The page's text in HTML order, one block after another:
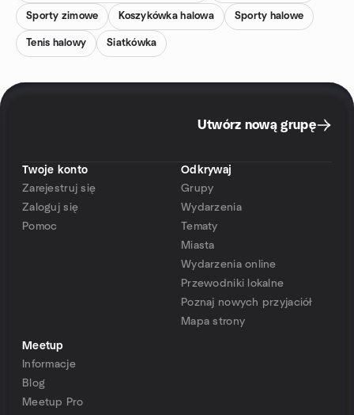
Sporty zimowe Koszykówka halowa Sporty halowe
Tenis halowy Siatkówka
Utwórz nową grupę
Twoje konto
Zarejestruj się
Zaloguj się
Pomoc
Odkrywaj
Grupy
Wydarzenia
Tematy
Miasta
Wydarzenia online
Przewodniki lokalne
Poznaj nowych przyjaciół
Mapa strony
Meetup
Informacje
Blog
Meetup Pro